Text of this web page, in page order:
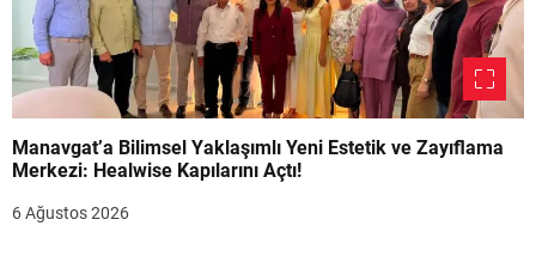
Manavgat’a Bilimsel Yaklaşımlı Yeni Estetik ve Zayıflama
Merkezi: Healwise Kapılarını Açtı!
6 Ağustos 2026